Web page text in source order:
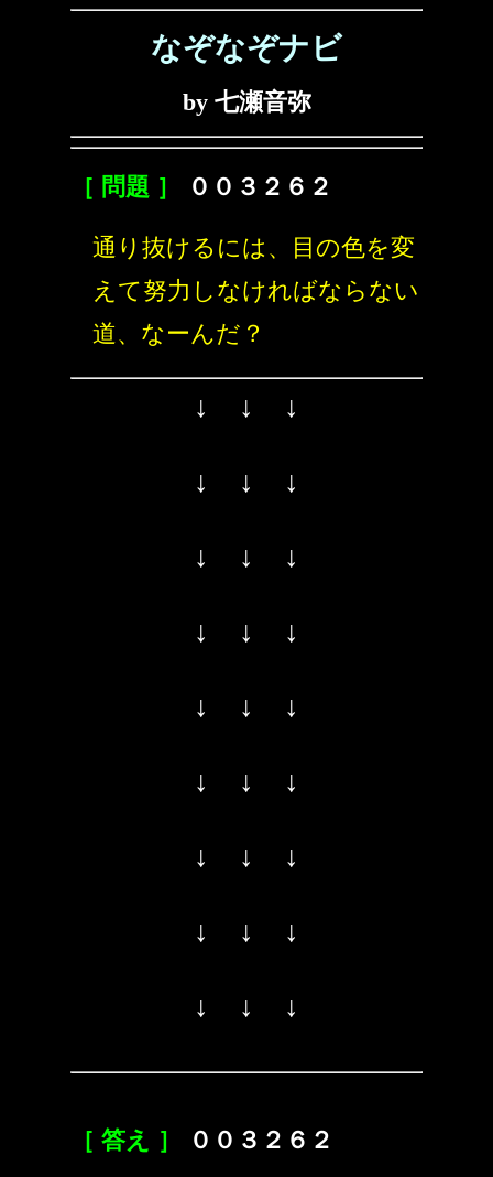
なぞなぞナビ
by 七瀬音弥
［ 問題 ］ ００３２６２
通り抜けるには、目の色を変
えて努力しなければならない
道、なーんだ？
↓ ↓ ↓
↓ ↓ ↓
↓ ↓ ↓
↓ ↓ ↓
↓ ↓ ↓
↓ ↓ ↓
↓ ↓ ↓
↓ ↓ ↓
↓ ↓ ↓
［ 答え ］ ００３２６２